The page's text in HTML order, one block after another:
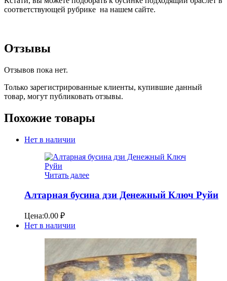
соответствующей рубрике на нашем сайте.
Отзывы
Отзывов пока нет.
Только зарегистрированные клиенты, купившие данный
товар, могут публиковать отзывы.
Похожие товары
Нет в наличии
Читать далее
Алтарная бусина дзи Денежный Ключ Руйи
Цена:0.00 ₽
Нет в наличии